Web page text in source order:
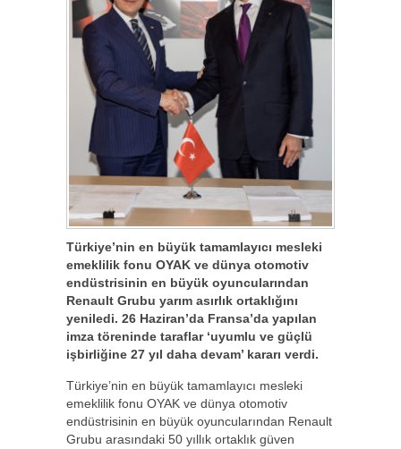
Türkiye’nin en büyük tamamlayıcı mesleki
emeklilik fonu OYAK ve dünya otomotiv
endüstrisinin en büyük oyuncularından
Renault Grubu yarım asırlık ortaklığını
yeniledi. 26 Haziran’da Fransa’da yapılan
imza töreninde taraflar ‘uyumlu ve güçlü
işbirliğine 27 yıl daha devam’ kararı verdi.
Türkiye’nin en büyük tamamlayıcı mesleki
emeklilik fonu OYAK ve dünya otomotiv
endüstrisinin en büyük oyuncularından Renault
Grubu arasındaki 50 yıllık ortaklık güven